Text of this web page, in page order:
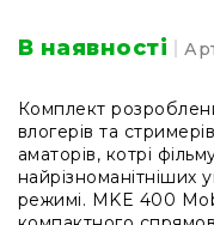
В наявності
Комплект
влогерів та
аматорів, котрі
найрізноманітніших
режимі. MKE 400